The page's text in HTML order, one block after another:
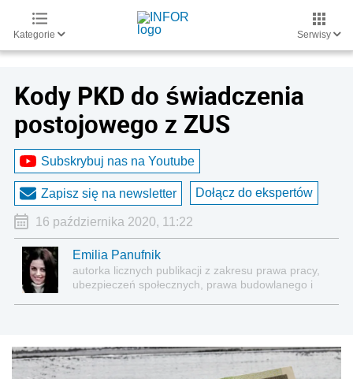
Kategorie Serwisy
Kody PKD do świadczenia
postojowego z ZUS
Subskrybuj nas na Youtube
Zapisz się na newsletter Dołącz do ekspertów
16 października 2020, 11:22
Emilia Panufnik
autorka licznych publikacji z zakresu prawa pracy,
ubezpieczeń społecznych, prawa budowlanego i